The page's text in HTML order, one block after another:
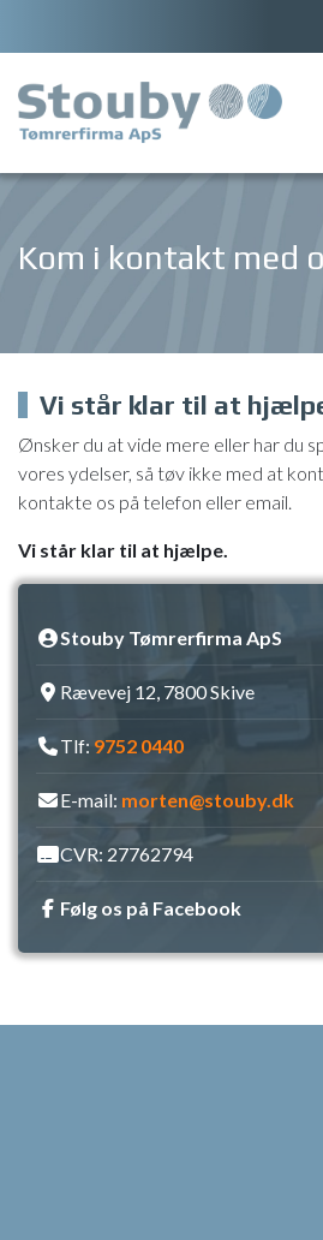
Kom i kontakt med
Vi står klar til at
Ønsker du at vide mere eller har du
vores ydelser, så tøv ikke med at
kontakte os på telefon eller email.
Vi står klar til at hjælpe.
Stouby Tømrerfirma ApS
Rævevej 12, 7800 Skive
Tlf: 9752 0440
E-mail: morten@stouby.dk
CVR: 27762794
Følg os på Facebook